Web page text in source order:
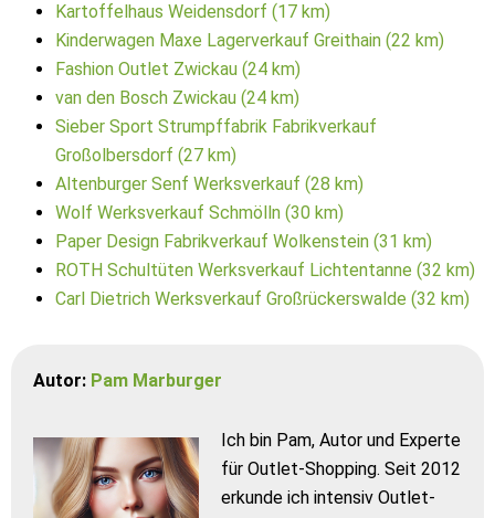
Kartoffelhaus Weidensdorf (17 km)
Kinderwagen Maxe Lagerverkauf Greithain (22 km)
Fashion Outlet Zwickau (24 km)
van den Bosch Zwickau (24 km)
Sieber Sport Strumpffabrik Fabrikverkauf
Großolbersdorf (27 km)
Altenburger Senf Werksverkauf (28 km)
Wolf Werksverkauf Schmölln (30 km)
Paper Design Fabrikverkauf Wolkenstein (31 km)
ROTH Schultüten Werksverkauf Lichtentanne (32 km)
Carl Dietrich Werksverkauf Großrückerswalde (32 km)
Autor: Pam Marburger
Ich bin Pam, Autor und Experte
für Outlet-Shopping. Seit 2012
erkunde ich intensiv Outlet-